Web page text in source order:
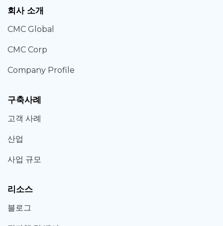
회사 소개
CMC Global
CMC Corp
Company Profile
구축사례
고객 사례
산업
사업 규모
리소스
블로그